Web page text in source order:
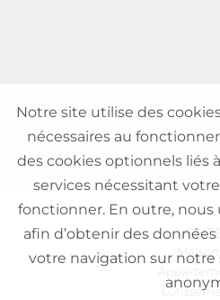
Maisons
Notre site utilise des
nécessaires au
des cookies optionnels liés
services nécessitant
fonctionner. En outre, nous
afin d’obtenir des
votre navigation sur notre